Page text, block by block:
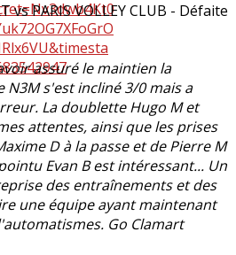
vs PARIS VOLLEY CLUB - Défaite
assuré le maintien la
s'est incliné 3/0 mais a
La doublette Hugo M et
attentes, ainsi que les prises
D à la passe et de Pierre M
Evan B est intéressant... Un
des entraînements et des
une équipe ayant maintenant
Go Clamart